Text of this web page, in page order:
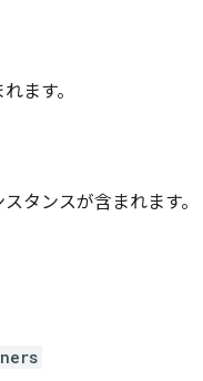
ます。
タンスが含まれます。